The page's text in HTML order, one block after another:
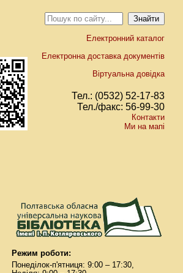
Електронний каталог
Електронна доставка документів
Віртуальна довідка
Тел.: (0532) 52-17-83
Тел./факс: 56-99-30
Контакти
Ми на мапі
Режим роботи:
Понеділок-п'ятниця: 9:00 – 17:30,